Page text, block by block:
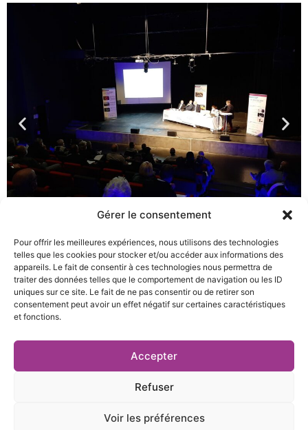
Gérer le consentement
Pour offrir les meilleures expériences, nous utilisons des technologies
telles que les cookies pour stocker et/ou accéder aux informations des
appareils. Le fait de consentir à ces technologies nous permettra de
traiter des données telles que le comportement de navigation ou les ID
uniques sur ce site. Le fait de ne pas consentir ou de retirer son
consentement peut avoir un effet négatif sur certaines caractéristiques
et fonctions.
Accepter
Refuser
Voir les préférences
CT N° 1 à Tignieu Jameyzieu
Mentions légales et politique de confidentialité